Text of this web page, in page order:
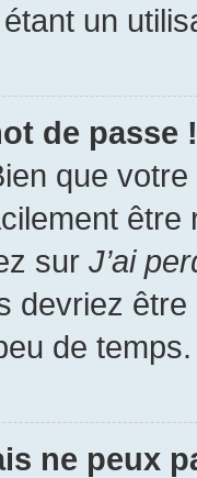
un
de passe !
que
sur J’ai
devriez
de temps.
ne peux